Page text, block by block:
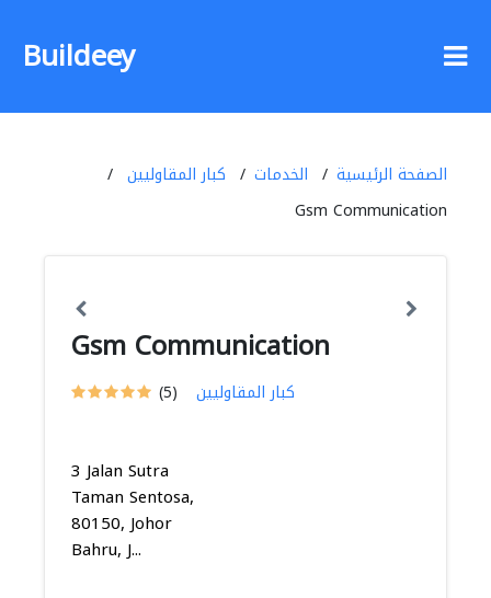
Buildeey
الصفحة الرئيسية الخدمات
كبار المقاوليين
Gsm Communication
Gsm Communication
(5) كبار المقاوليين
3 Jalan Sutra
Taman Sentosa,
80150, Johor
Bahru, J...